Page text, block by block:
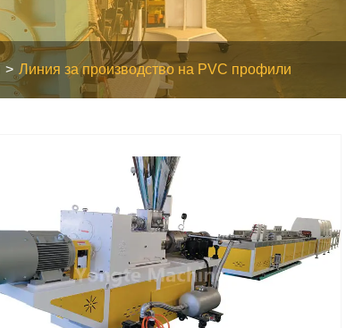
Линия за производство на PVC профили